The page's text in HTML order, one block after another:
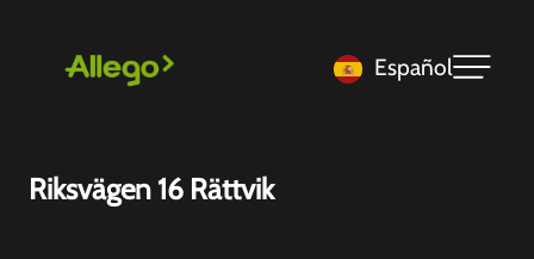
Español
Riksvägen 16 Rättvik